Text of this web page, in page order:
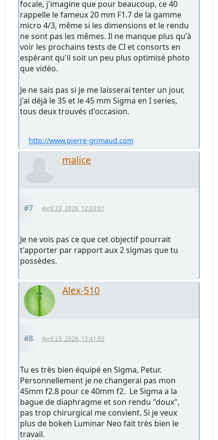
focale, j'imagine que pour beaucoup, ce 40
rappelle le fameux 20 mm F1.7 de la gamme
micro 4/3, même si les dimensions et le rendu
ne sont pas les mêmes. Il ne manque plus qu'à
voir les prochains tests de CI et consorts en
espérant qu'il soit un peu plus optimisé photo
que vidéo.
Je ne sais pas si je me laisserai tenter un jour,
j'ai déjà le 35 et le 45 mm Sigma en I series,
tous deux trouvés d'occasion.
http://www.pierre-grimaud.com
malice
#7 Avril 23, 2026, 12:33:01
Je ne vois pas ce que cet objectif pourrait
t'apporter par rapport aux 2 sigmas que tu
possèdes.
Alex-510
#8 Avril 23, 2026, 12:41:55
Tu es très bien équipé en Sigma, Petur.
Personnellement je ne changerai pas mon
45mm f2.8 pour ce 40mm f2. Le Sigma a la
bague de diaphragme et son rendu "doux",
pas trop chirurgical me convient. Si je veux
plus de bokeh Luminar Neo fait très bien le
travail.